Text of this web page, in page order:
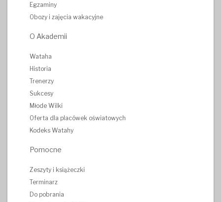
Egzaminy
Obozy i zajęcia wakacyjne
O Akademii
Wataha
Historia
Trenerzy
Sukcesy
Młode Wilki
Oferta dla placówek oświatowych
Kodeks Watahy
Pomocne
Zeszyty i książeczki
Terminarz
Do pobrania